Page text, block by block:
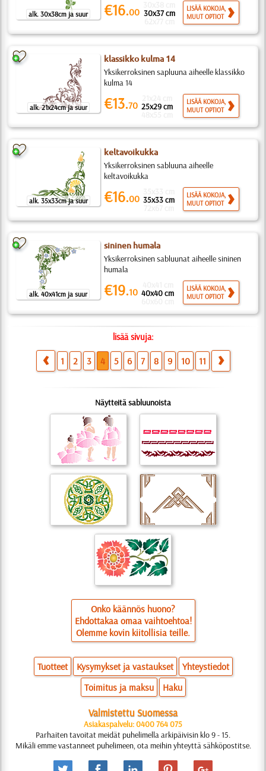
alk. 30x38cm ja suur €16.00 30x37 cm
LISÄÄ KOKOJA,
MUUT OPTIOT
alk. 21x24cm ja suur
klassikko kulma 14
Yksikerroksinen sapluuna aiheelle klassikko
kulma 14
€13.70 25x29 cm
LISÄÄ KOKOJA,
MUUT OPTIOT
alk. 35x33cm ja suur
keltavoikukka
Yksikerroksinen sabluuna aiheelle
keltavoikukka
€16.00 35x33 cm
LISÄÄ KOKOJA,
MUUT OPTIOT
alk. 40x41cm ja suur
sininen humala
Yksikerroksinen sabluunat aiheelle sininen
humala
€19.10 40x40 cm
LISÄÄ KOKOJA,
MUUT OPTIOT
lisää sivuja:
1 2 3 4 5 6 7 8 9 10 11
Näytteitä sabluunoista
Onko käännös huono?
Ehdottakaa omaa vaihtoehtoa!
Olemme kovin kiitollisia teille.
Tuotteet Kysymykset ja vastaukset
Yhteystiedot
Toimitus ja maksu
Haku
Valmistettu Suomessa
Asiakaspalvelu: 0400 764 075
Parhaiten tavoitat meidät puhelimella arkipäivisin klo 9 - 15.
Mikäli emme vastanneet puhelimeen, ota meihin yhteyttä sähköpostitse.